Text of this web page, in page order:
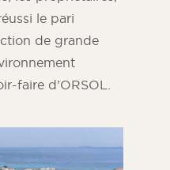
le pari
de grande
faire d’ORSOL